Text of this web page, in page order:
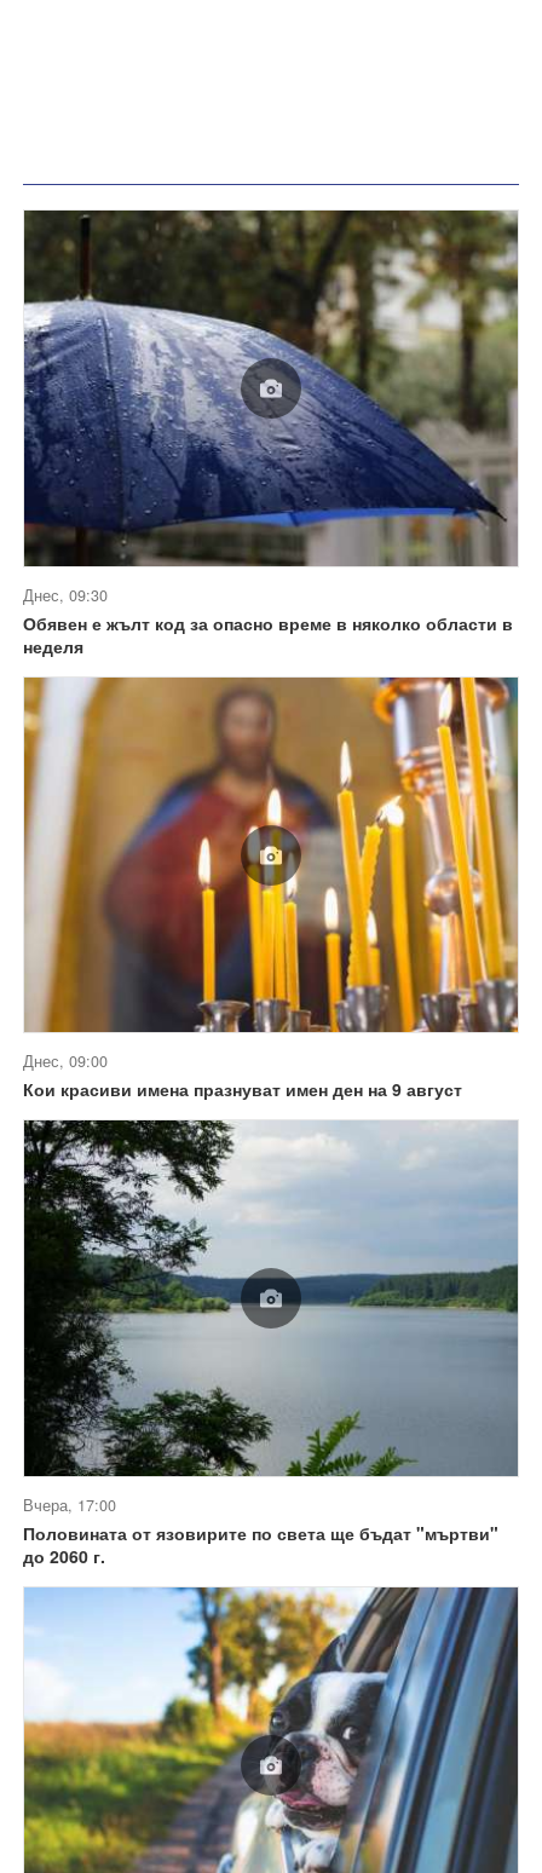
Днес, 09:30
Обявен е жълт код за опасно време в няколко области в
неделя
Днес, 09:00
Кои красиви имена празнуват имен ден на 9 август
Вчера, 17:00
Половината от язовирите по света ще бъдат "мъртви"
до 2060 г.